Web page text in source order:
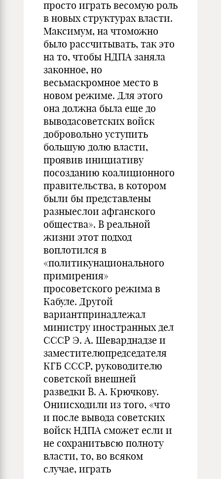
просто играть весомую роль
в новых структурах власти.
Максимум, на чтоможно
было рассчитывать, так это
на то, чтобы НДПА заняла
законное, но
весьмаскромное место в
новом режиме. Для этого
она должна была еще до
выводасоветских войск
добровольно уступить
большую долю власти,
проявив инициативу
посозданию коалиционного
правительства, в котором
были бы представлены
разныеслои афганского
общества». В реальной
жизни этот подход
воплотился в
«политикунационального
примирения»
просоветского режима в
Кабуле. Другой
вариантпринадлежал
министру иностранных дел
СССР Э. А. Шеварднадзе и
заместителюпредседателя
КГБ СССР, руководителю
советской внешней
разведки В. А. Крючкову.
Ониисходили из того, «что
и после вывода советских
войск НДПА сможет если и
не сохранитьвсю полноту
власти, то, во всяком
случае, играть